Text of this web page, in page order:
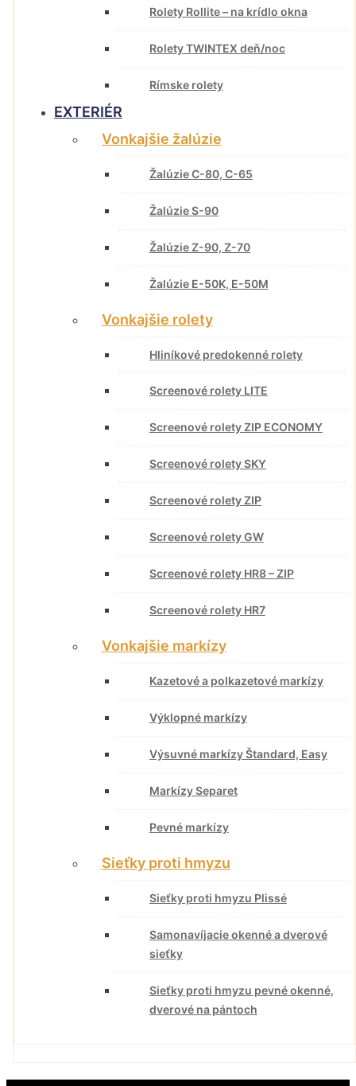
Rolety Rollite – na krídlo okna
Rolety TWINTEX deň/noc
Rímske rolety
EXTERIÉR
Vonkajšie žalúzie
Žalúzie C-80, C-65
Žalúzie S-90
Žalúzie Z-90, Z-70
Žalúzie E-50K, E-50M
Vonkajšie rolety
Hliníkové predokenné rolety
Screenové rolety LITE
Screenové rolety ZIP ECONOMY
Screenové rolety SKY
Screenové rolety ZIP
Screenové rolety GW
Screenové rolety HR8 – ZIP
Screenové rolety HR7
Vonkajšie markízy
Kazetové a polkazetové markízy
Výklopné markízy
Výsuvné markízy Štandard, Easy
Markízy Separet
Pevné markízy
Sieťky proti hmyzu
Sieťky proti hmyzu Plissé
Samonavíjacie okenné a dverové
sieťky
Sieťky proti hmyzu pevné okenné,
dverové na pántoch